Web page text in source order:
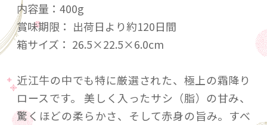
内容量：400g
賞味期限： 出荷日より約120日間
箱サイズ： 26.5×22.5×6.0cm
近江牛の中でも特に厳選された、極上の霜降り
ロースです。 美しく入ったサシ（脂）の甘み、
驚くほどの柔らかさ、そして赤身の旨み。すべ